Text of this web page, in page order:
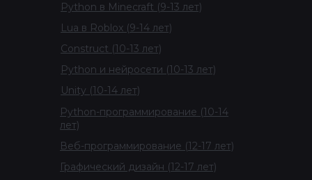
Python в Minecraft (9-13 лет)
Lua в Roblox (9-14 лет)
Python и нейросети (10-13 лет)
Construct (10-13 лет)
Python-программирование (10-14
лет)
Unity (10-14 лет)
Веб-программирование (12-17 лет)
Графический дизайн (12-17 лет)